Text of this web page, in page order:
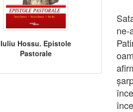
Iuliu Hossu. Epistole
Pastorale
ne-